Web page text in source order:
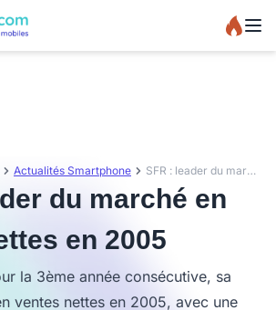
Actualités Smartphone SFR : leader du marché en ventes nettes en 2005
du marché en
en 2005
la 3ème année consécutive, sa
ventes nettes en 2005, avec une